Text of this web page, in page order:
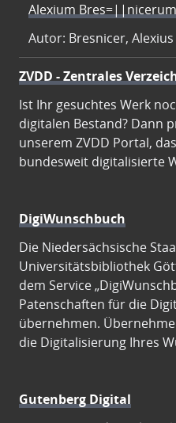
Alexium
Autor: Bresnicer, Alexius
ZVDD - Zentrales
Ist Ihr gesuchtes Werk
digitalen Bestand? Dann
unserem ZVDD Portal,
bundesweit digitalisierte
DigiWunschbuch
Die Niedersächsische
Universitätsbibliothek
dem Service
Patenschaften für die
übernehmen.
die Digitalisierung Ihres
Gutenberg Digital